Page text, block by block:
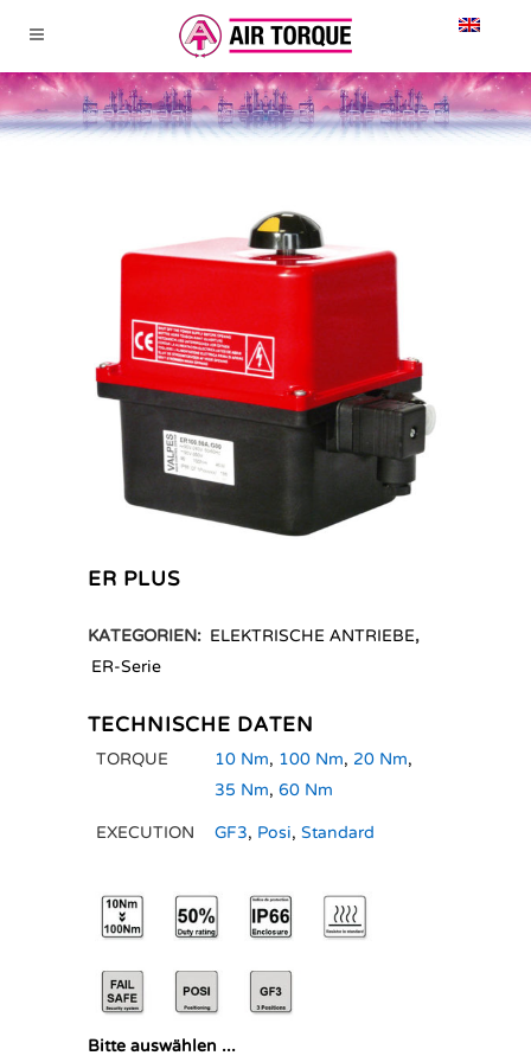
ER PLUS
KATEGORIEN: ELEKTRISCHE ANTRIEBE,
ER-Serie
TECHNISCHE DATEN
TORQUE 10 Nm, 100 Nm, 20 Nm,
35 Nm, 60 Nm
EXECUTION GF3, Posi, Standard
Bitte auswählen ...